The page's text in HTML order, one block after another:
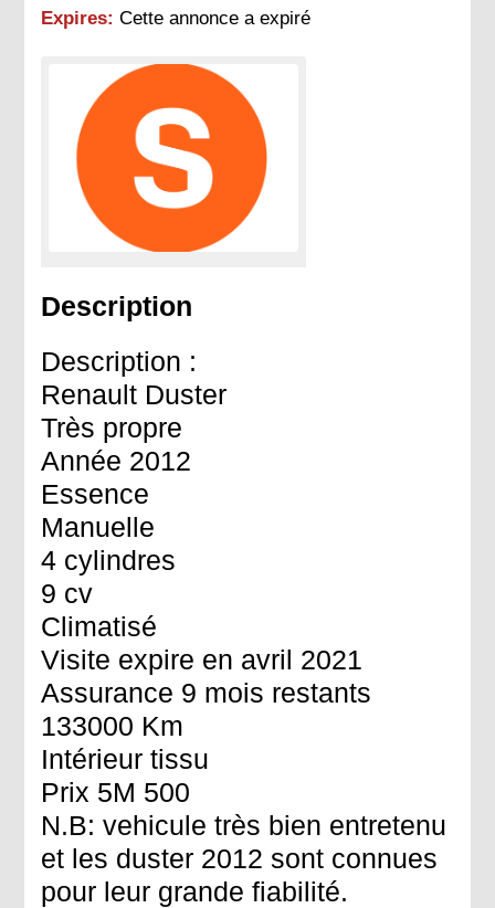
Expires: Cette annonce a expiré
Description
Description :
Renault Duster
Très propre
Année 2012
Essence
Manuelle
4 cylindres
9 cv
Climatisé
Visite expire en avril 2021
Assurance 9 mois restants
133000 Km
Intérieur tissu
Prix 5M 500
N.B: vehicule très bien entretenu
et les duster 2012 sont connues
pour leur grande fiabilité.